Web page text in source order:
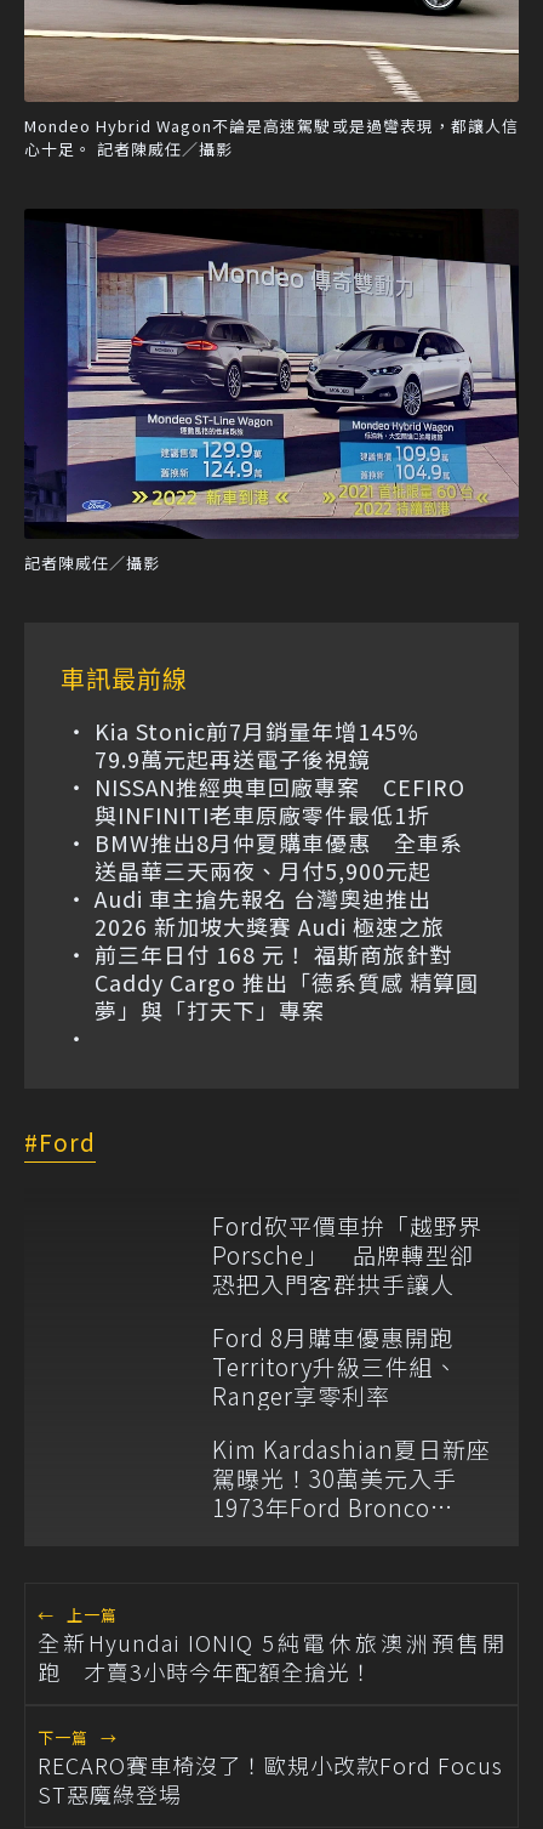
Mondeo Hybrid Wagon不論是高速駕駛或是過彎表現，都讓人信
心十足。 記者陳威任／攝影
記者陳威任／攝影
車訊最前線
Kia Stonic前7月銷量年增145%
79.9萬元起再送電子後視鏡
NISSAN推經典車回廠專案 CEFIRO
與INFINITI老車原廠零件最低1折
BMW推出8月仲夏購車優惠 全車系
送晶華三天兩夜、月付5,900元起
Audi 車主搶先報名 台灣奧迪推出
2026 新加坡大獎賽 Audi 極速之旅
前三年日付 168 元！ 福斯商旅針對
Caddy Cargo 推出「德系質感 精算圓
夢」與「打天下」專案
Ford
Ford砍平價車拚「越野界
Porsche」 品牌轉型卻
恐把入門客群拱手讓人
Ford 8月購車優惠開跑
Territory升級三件組、
Ranger享零利率
Kim Kardashian夏日新座
駕曝光！30萬美元入手
1973年Ford Bronco
← 上一篇
全新Hyundai IONIQ 5純電休旅澳洲預售開
跑 才賣3小時今年配額全搶光！
下一篇 →
RECARO賽車椅沒了！歐規小改款Ford Focus
ST惡魔綠登場